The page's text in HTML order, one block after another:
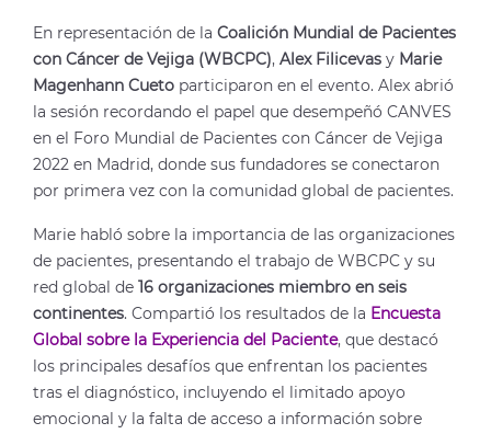
En representación de la Coalición Mundial de Pacientes
con Cáncer de Vejiga (WBCPC), Alex Filicevas y Marie
Magenhann Cueto participaron en el evento. Alex abrió
la sesión recordando el papel que desempeñó CANVES
en el Foro Mundial de Pacientes con Cáncer de Vejiga
2022 en Madrid, donde sus fundadores se conectaron
por primera vez con la comunidad global de pacientes.
Marie habló sobre la importancia de las organizaciones
de pacientes, presentando el trabajo de WBCPC y su
red global de 16 organizaciones miembro en seis
continentes. Compartió los resultados de la Encuesta
Global sobre la Experiencia del Paciente, que destacó
los principales desafíos que enfrentan los pacientes
tras el diagnóstico, incluyendo el limitado apoyo
emocional y la falta de acceso a información sobre